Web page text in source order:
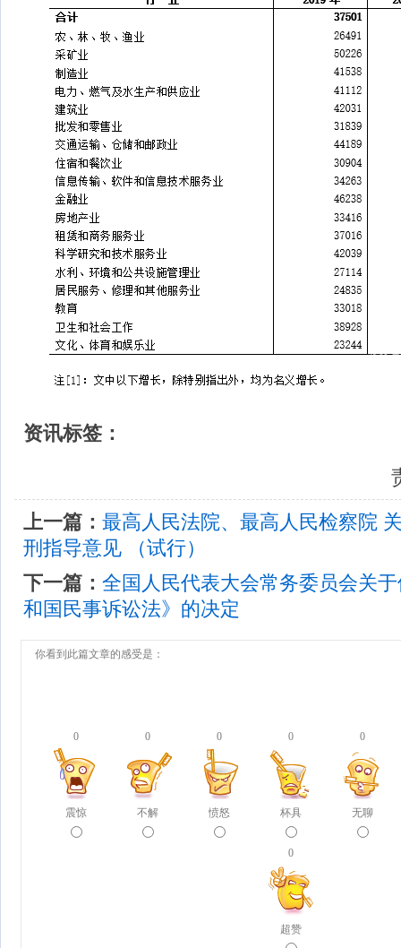
资讯标签：
上一篇： 最高人民法院、最高人民检察院
刑指导意见 （试行）
下一篇： 全国人民代表大会常务委员会关
和国民事诉讼法》的决定
你看到此篇文章的感受是：
0
震惊
0
不解
0
愤怒
0
杯具
0
无聊
0
超赞